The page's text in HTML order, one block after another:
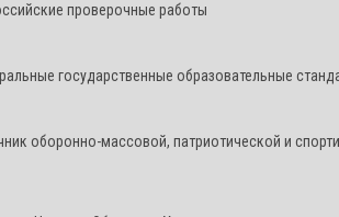
проверочные работы
государственные образовательные
оборонно-массовой, патриотической и